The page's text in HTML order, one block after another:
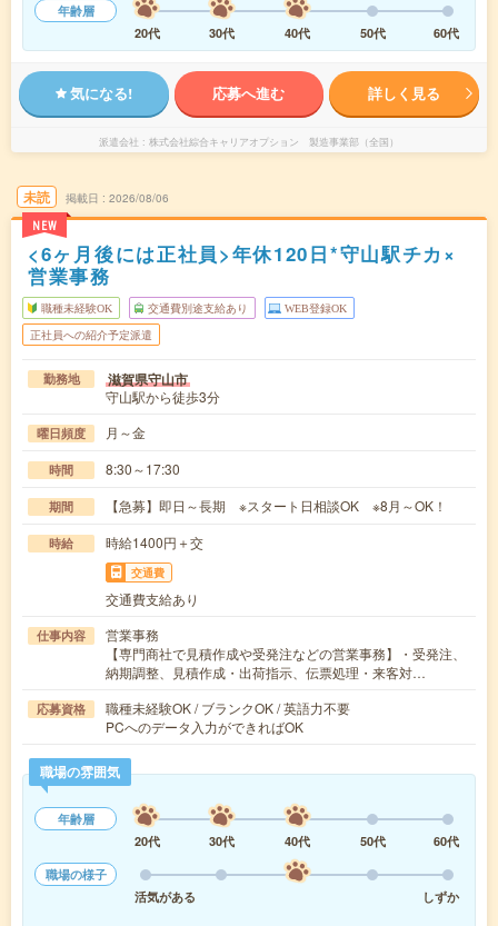
年齢層
20代
30代 40代 50代 60代
気になる! 応募へ進む 詳しく見る
派遣会社 株式会社綜合キャリアオプション 製造事業部（全国）
未読
NEW
掲載日 2026/08/06
<6ヶ月後には正社員>年休120日*守山駅チカ×
営業事務
職種未経験OK 交通費別途支給あり WEB登録OK
正社員への紹介予定派遣
勤務地 滋賀県守山市
守山駅から徒歩3分
曜日頻度 月～金
時間 8:30～17:30
期間 【急募】即日～長期 ※スタート日相談OK ※8月～OK！
時給 時給1400円＋交
交通費
交通費支給あり
仕事内容
営業事務
【専門商社で見積作成や受発注などの営業事務】・受発注、
納期調整、見積作成・出荷指示、伝票処理・来客対…
応募資格
職種未経験OK / ブランクOK / 英語力不要
PCへのデータ入力ができればOK
職場の雰囲気
年齢層
20代
30代 40代 50代
60代
職場の様子
活気がある
しずか